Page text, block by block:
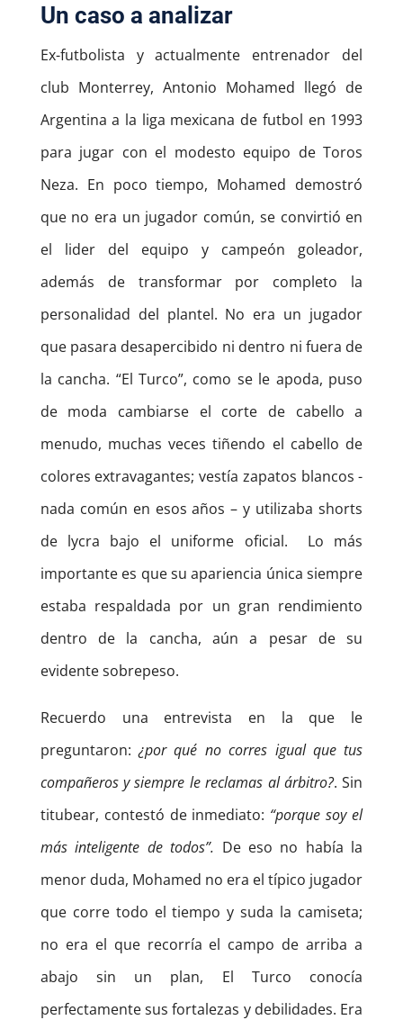
Un caso a analizar
Ex-futbolista y actualmente entrenador del
club Monterrey, Antonio Mohamed llegó de
Argentina a la liga mexicana de futbol en 1993
para jugar con el modesto equipo de Toros
Neza. En poco tiempo, Mohamed demostró
que no era un jugador común, se convirtió en
el lider del equipo y campeón goleador,
además de transformar por completo la
personalidad del plantel. No era un jugador
que pasara desapercibido ni dentro ni fuera de
la cancha. “El Turco”, como se le apoda, puso
de moda cambiarse el corte de cabello a
menudo, muchas veces tiñendo el cabello de
colores extravagantes; vestía zapatos blancos -
nada común en esos años – y utilizaba shorts
de lycra bajo el uniforme oficial. Lo más
importante es que su apariencia única siempre
estaba respaldada por un gran rendimiento
dentro de la cancha, aún a pesar de su
evidente sobrepeso.
Recuerdo una entrevista en la que le
preguntaron:¿por qué no corres igual que tus
compañeros y siempre le reclamas al árbitro?. Sin
titubear, contestó de inmediato: “porque soy el
más inteligente de todos”. De eso no había la
menor duda, Mohamed no era el típico jugador
que corre todo el tiempo y suda la camiseta;
no era el que recorría el campo de arriba a
abajo sin un plan, El Turco conocía
perfectamente sus fortalezas y debilidades. Era